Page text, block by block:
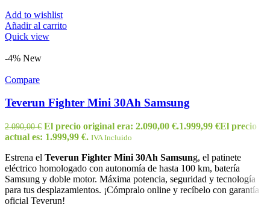
Add to wishlist
Añadir al carrito
Quick view
-4% New
Compare
Teverun Fighter Mini 30Ah Samsung
2.090,00€ El precio original era: 2.090,00 €.1.999,99 €El precio
actual es: 1.999,99 €. IVA Incluido
Estrena el Teverun Fighter Mini 30Ah Samsung, el patinete
eléctrico homologado con autonomía de hasta 100 km, batería
Samsung y doble motor. Máxima potencia, seguridad y tecnología
para tus desplazamientos. ¡Cómpralo online y recíbelo con garantía
oficial Teverun!